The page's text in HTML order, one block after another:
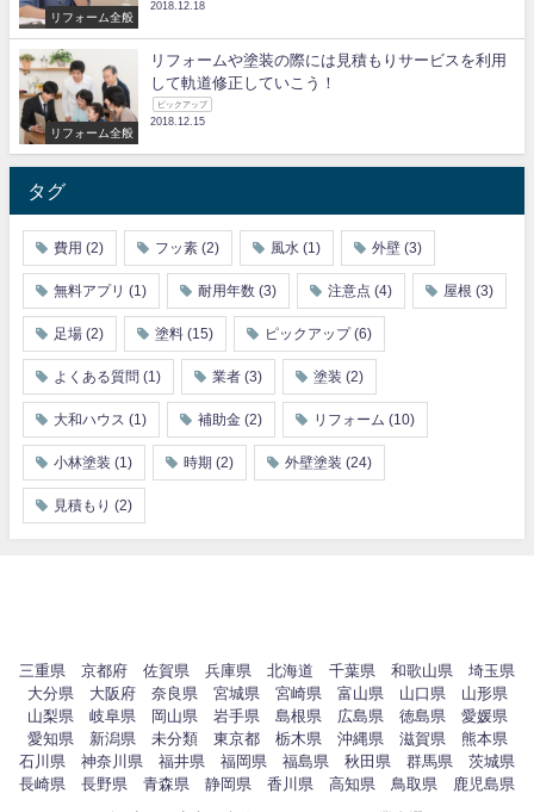
リフォーム全般
2018.12.18
リフォーム全般
リフォームや塗装の際には見積もりサービスを利用
して軌道修正していこう！
ピックアップ
2018.12.15
タグ
費用 (2) フッ素 (2) 風水 (1) 外壁 (3)
無料アプリ (1) 耐用年数 (3) 注意点 (4) 屋根 (3)
足場 (2) 塗料 (15) ピックアップ (6)
よくある質問 (1) 業者 (3) 塗装 (2)
大和ハウス (1) 補助金 (2) リフォーム (10)
小林塗装 (1) 時期 (2) 外壁塗装 (24)
見積もり (2)
三重県 京都府 佐賀県 兵庫県 北海道 千葉県 和歌山県
埼玉県
大分県
大阪府 奈良県 宮城県 宮崎県 富山県 山口県
山形県
山梨県
岐阜県 岡山県 岩手県 島根県 広島県 徳島県
愛媛県
愛知県
新潟県 未分類 東京都 栃木県 沖縄県 滋賀県
熊本県
石川県
神奈川県 福井県 福岡県 福島県 秋田県 群馬県
茨城県
長崎県
長野県 青森県 静岡県 香川県 高知県 鳥取県 鹿児島県